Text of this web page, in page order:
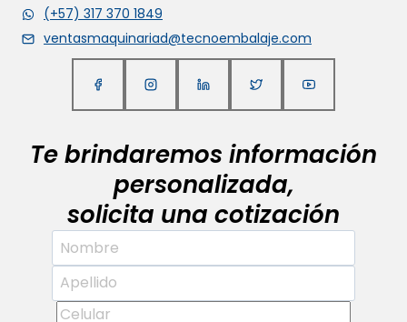
(+57) 317 370 1849
ventasmaquinariad@tecnoembalaje.com
Te brindaremos información
personalizada,
solicita una cotización